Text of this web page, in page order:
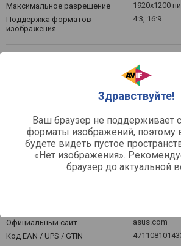
Здравствуйте!
Ваш браузер не поддерживает
форматы изображений, поэтому
будете видеть пустое
«Нет изображения».
браузер до актуальной
Максимальное разрешение
1920x1200
Поддержка форматов
изображения
4:3, 16:9
поддержка
Уровень шума (номинально)
30 дБ
Уровень шума (эконом /
тихий)
28 дБ
Источник питания
сеть /
4 ч
Официальный сайт
asus.com
Код EAN / UPS / GTIN